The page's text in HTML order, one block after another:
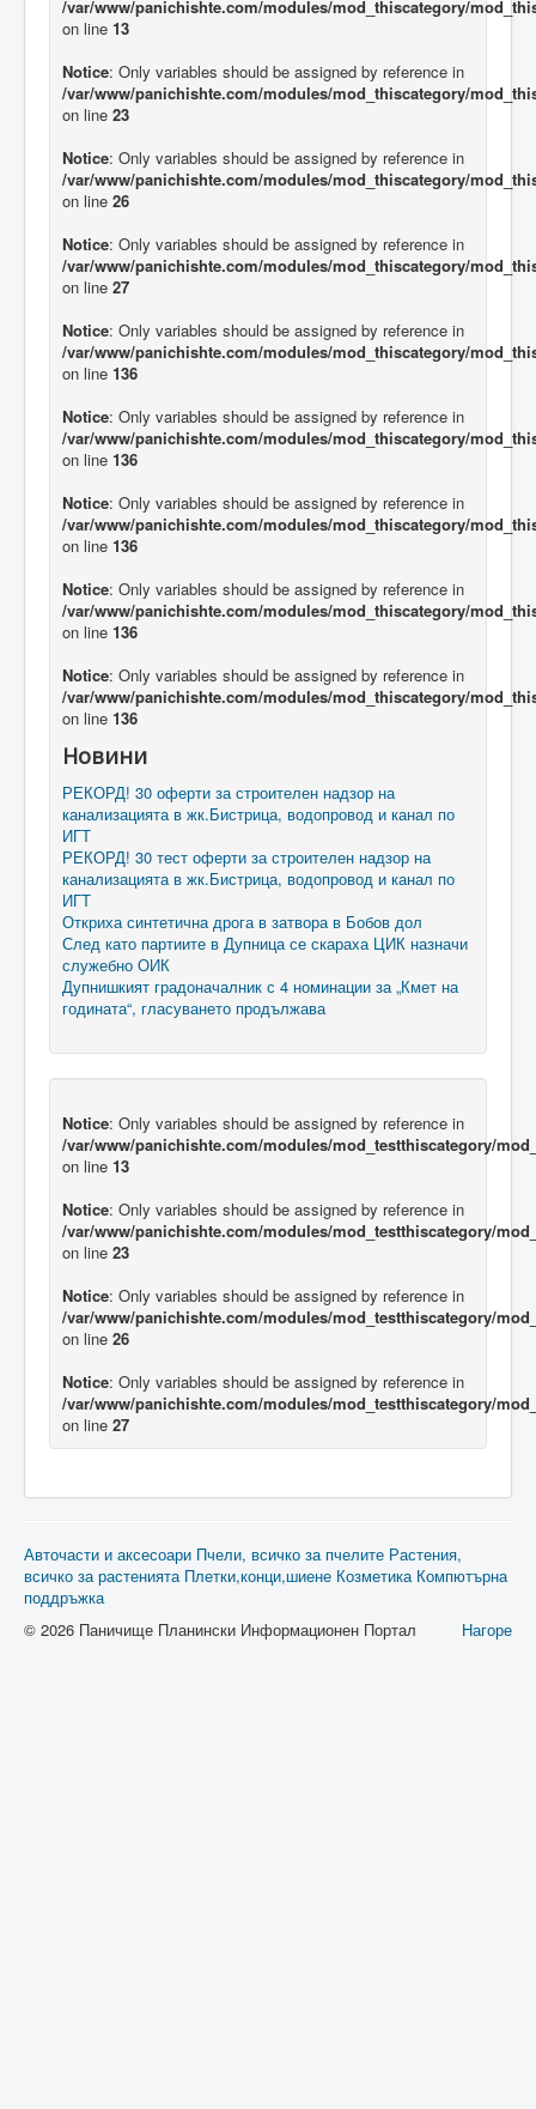
/var/www/panichishte.com/modules/mod_thiscategory/
on line 13
Notice: Only variables should be assigned by reference in
/var/www/panichishte.com/modules/mod_thiscategory/
on line 23
Notice: Only variables should be assigned by reference in
/var/www/panichishte.com/modules/mod_thiscategory/
on line 26
Notice: Only variables should be assigned by reference in
/var/www/panichishte.com/modules/mod_thiscategory/
on line 27
Notice: Only variables should be assigned by reference in
/var/www/panichishte.com/modules/mod_thiscategory/
on line 136
Notice: Only variables should be assigned by reference in
/var/www/panichishte.com/modules/mod_thiscategory/
on line 136
Notice: Only variables should be assigned by reference in
/var/www/panichishte.com/modules/mod_thiscategory/
on line 136
Notice: Only variables should be assigned by reference in
/var/www/panichishte.com/modules/mod_thiscategory/
on line 136
Notice: Only variables should be assigned by reference in
/var/www/panichishte.com/modules/mod_thiscategory/
on line 136
Новини
РЕКОРД! 30 оферти за строителен надзор на
канализацията в жк.Бистрица, водопровод и канал по
ИГТ
РЕКОРД! 30 тест оферти за строителен надзор на
канализацията в жк.Бистрица, водопровод и канал по
ИГТ
Откриха синтетична дрога в затвора в Бобов дол
След като партиите в Дупница се скараха ЦИК назначи
служебно ОИК
Дупнишкият градоначалник с 4 номинации за „Кмет на
годината“, гласуването продължава
Notice: Only variables should be assigned by reference in
/var/www/panichishte.com/modules/mod_testthiscategory/
on line 13
Notice: Only variables should be assigned by reference in
/var/www/panichishte.com/modules/mod_testthiscategory/
on line 23
Notice: Only variables should be assigned by reference in
/var/www/panichishte.com/modules/mod_testthiscategory/
on line 26
Notice: Only variables should be assigned by reference in
/var/www/panichishte.com/modules/mod_testthiscategory/
on line 27
Авточасти и аксесоари Пчели, всичко за пчелите Растения,
всичко за растенията Плетки,конци,шиене Козметика Компютърна
поддръжка
Нагоре
© 2026 Паничище Планински Информационен Портал